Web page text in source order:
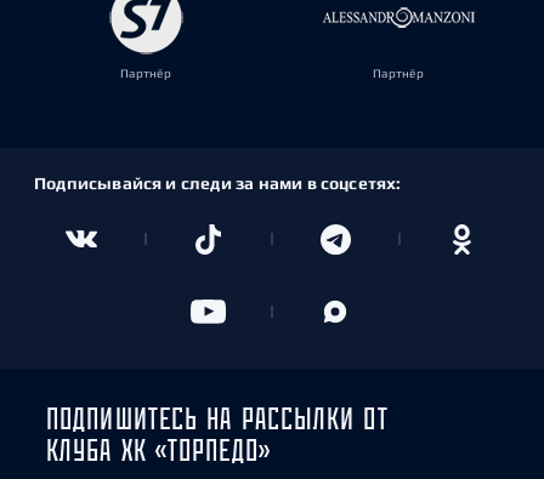
Партнёр Партнёр
Подписывайся и следи за нами в соцсетях:
ПОДПИШИТЕСЬ НА РАССЫЛКИ ОТ
КЛУБА ХК «ТОРПЕДО»